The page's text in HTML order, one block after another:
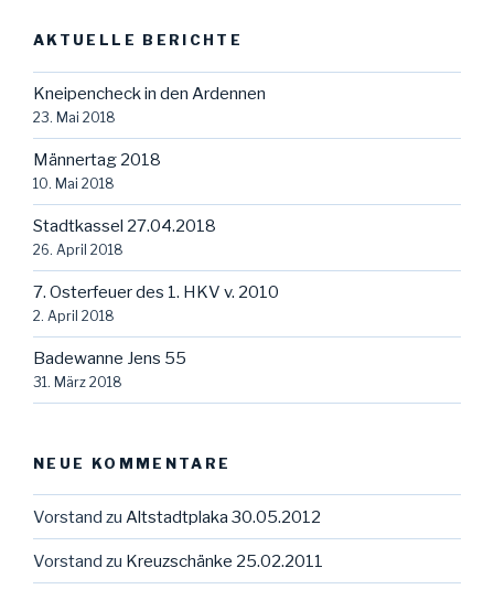
AKTUELLE BERICHTE
Kneipencheck in den Ardennen
23. Mai 2018
Männertag 2018
10. Mai 2018
Stadtkassel 27.04.2018
26. April 2018
7. Osterfeuer des 1. HKV v. 2010
2. April 2018
Badewanne Jens 55
31. März 2018
NEUE KOMMENTARE
Vorstand zu Altstadtplaka 30.05.2012
Vorstand zu Kreuzschänke 25.02.2011